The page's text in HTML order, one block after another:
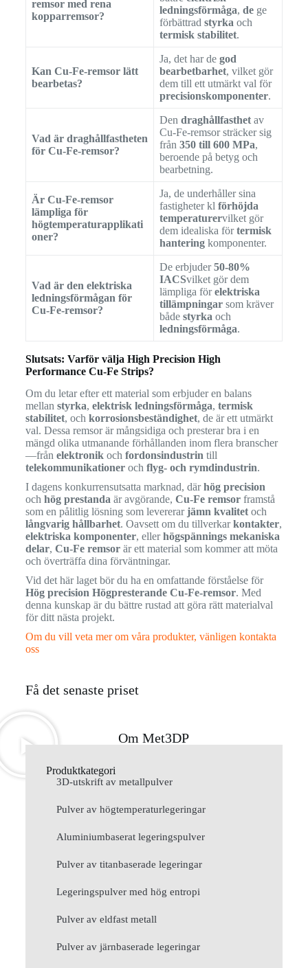
remsor med rena
kopparremsor?
ledningsförmåga, dege
förbättrad styrka och
termisk stabilitet.
Kan Cu-Fe-remsor lätt
bearbetas?
Ja, det har de god
bearbetbarhet, vilket gör
dem till ett utmärkt val för
precisionskomponenter.
Vad är draghållfastheten
för Cu-Fe-remsor?
Den draghållfasthetav
Cu-Fe-remsor sträcker sig
från 350 till 600 MPa,
beroende på betyg och
bearbetning.
Är Cu-Fe-remsor
lämpliga för
högtemperaturapplikati
oner?
Ja, de underhåller sina
fastigheter kl förhöjda
temperaturervilket gör
dem idealiska förtermisk
hanteringkomponenter.
Vad är den elektriska
ledningsförmågan för
Cu-Fe-remsor?
De erbjuder50-80%
IACSvilket gör dem
lämpliga förelektriska
tillämpningarsom kräver
både styrka och
ledningsförmåga.
Slutsats: Varför välja High Precision High
Performance Cu-Fe Strips?
Om du letar efter ett material som erbjuder en balans
mellan styrka, elektrisk ledningsförmåga, termisk
stabilitet, och korrosionsbeständighet, de är ett utmärkt
val. Dessa remsor är mångsidiga och presterar bra i en
mängd olika utmanande förhållanden inom flera branscher
—från elektronikoch fordonsindustrintill
telekommunikationeroch flyg- och rymdindustrin.
I dagens konkurrensutsatta marknad, därhög precision
och hög prestandaär avgörande, Cu-Fe remsorframstå
som en pålitlig lösning som levererarjämn kvalitetoch
långvarig hållbarhet. Oavsett om du tillverkarkontakter,
elektriska komponenter, ellerhögspännings mekaniska
delar, Cu-Fe remsorär ett material som kommer att möta
och överträffa dina förväntningar.
Vid det här laget bör du ha en omfattande förståelse för
Hög precision Högpresterande Cu-Fe-remsor. Med
denna kunskap är du bättre rustad att göra rätt materialval
för ditt nästa projekt.
Om du vill veta mer om våra produkter, vänligen kontakta
oss
Få det senaste priset
Om Met3DP
Produktkategori
3D-utskrift av metallpulver
Pulver av högtemperaturlegeringar
Aluminiumbaserat legeringspulver
Pulver av titanbaserade legeringar
Legeringspulver med hög entropi
Pulver av eldfast metall
Pulver av järnbaserade legeringar